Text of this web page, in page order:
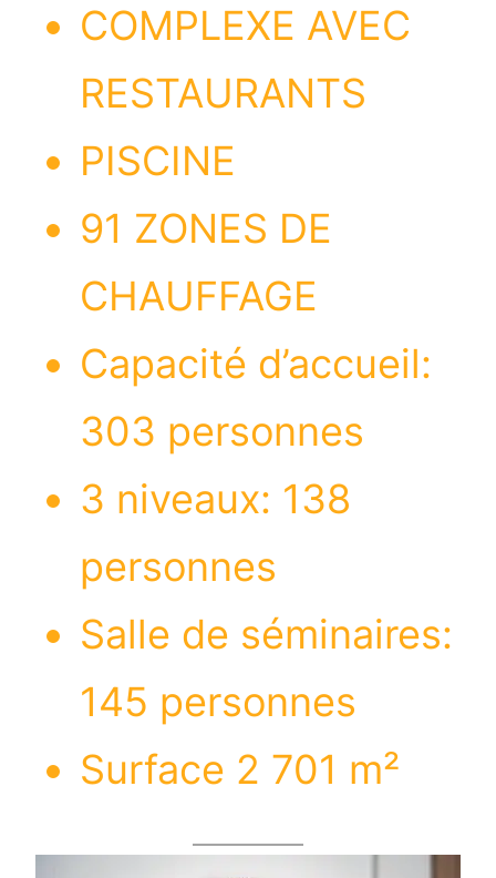
COMPLEXE AVEC
RESTAURANTS
PISCINE
91 ZONES DE
CHAUFFAGE
Capacité d’accueil:
303 personnes
3 niveaux: 138
personnes
Salle de séminaires:
145 personnes
Surface 2 701 m²